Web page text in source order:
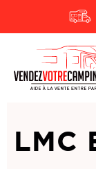
LMC